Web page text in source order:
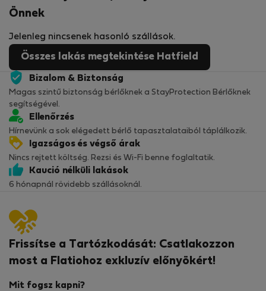
Önnek
Jelenleg nincsenek hasonló szállások.
Összes lakás megtekintése Hatfield
Bizalom & Biztonság
Magas szintű biztonság bérlőknek a StayProtection Bérlőknek
segítségével.
Ellenőrzés
Hírnevünk a sok elégedett bérlő tapasztalataiból táplálkozik.
Igazságos és végső árak
Nincs rejtett költség. Rezsi és Wi-Fi benne foglaltatik.
Kaució nélküli lakások
6 hónapnál rövidebb szállásoknál.
Frissítse a Tartózkodását: Csatlakozzon
most a Flatiohoz exkluzív előnyökért!
Mit fogsz kapni?